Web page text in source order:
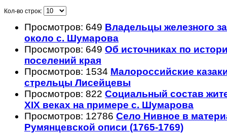
Кол-во строк:
Просмотров: 649 Владельцы железного
около с. Шумарова
Просмотров: 649 Об источниках по
поселений края
Просмотров: 1534 Малороссийские
стрельцы Лисейцевы
Просмотров: 822 Социальный состав
XIX веках на примере c. Шумарова
Просмотров: 12786 Село Нивное в
Румянцевской описи (1765-1769)